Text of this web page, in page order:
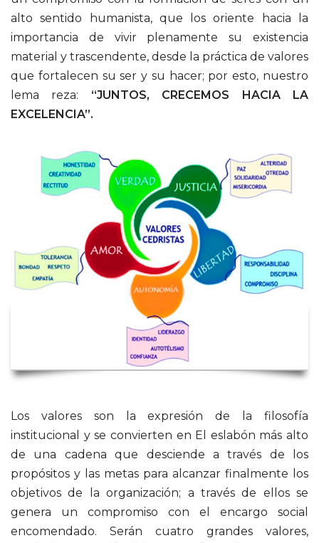
alto sentido humanista, que los oriente hacia la
importancia de vivir plenamente su existencia
material y trascendente, desde la práctica de valores
que fortalecen su ser y su hacer; por esto, nuestro
lema reza: “JUNTOS, CRECEMOS HACIA LA
EXCELENCIA”.
Los valores son la expresión de la filosofía
institucional y se convierten en El eslabón más alto
de una cadena que desciende a través de los
propósitos y las metas para alcanzar finalmente los
objetivos de la organización; a través de ellos se
genera un compromiso con el encargo social
encomendado. Serán cuatro grandes valores,